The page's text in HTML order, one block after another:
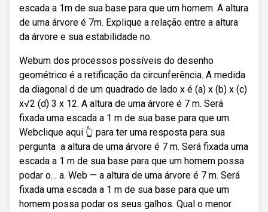
escada a 1m de sua base para que um homem. A altura
de uma árvore é 7m. Explique a relação entre a altura
da árvore e sua estabilidade no.
Webum dos processos possíveis do desenho
geométrico é a retificação da circunferência. A medida
da diagonal d de um quadrado de lado x é (a) x (b) x (c)
x√2 (d) 3 x 12. A altura de uma árvore é 7 m. Será
fixada uma escada a 1 m de sua base para que um.
Webclique aqui 👆 para ter uma resposta para sua
pergunta ️ a altura de uma árvore é 7 m. Será fixada uma
escada a 1 m de sua base para que um homem possa
podar o… a. Web — a altura de uma árvore é 7 m. Será
fixada uma escada a 1 m de sua base para que um
homem possa podar os seus galhos. Qual o menor